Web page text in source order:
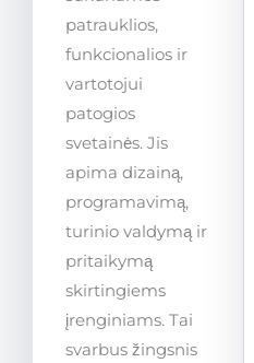
patrauklios,
funkcionalios ir
vartotojui
patogios
svetainės. Jis
apima dizainą,
programavimą,
turinio valdymą ir
pritaikymą
skirtingiems
įrenginiams. Tai
svarbus žingsnis